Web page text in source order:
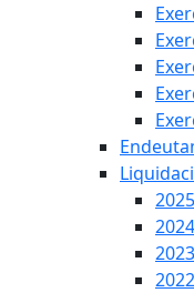
2025
2024
2023
2022